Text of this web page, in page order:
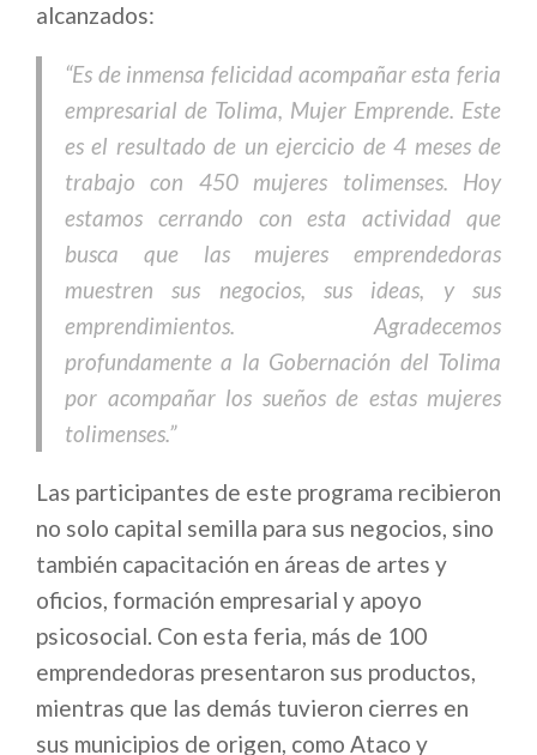
alcanzados:
“Es de inmensa felicidad acompañar esta feria
empresarial de Tolima, Mujer Emprende. Este
es el resultado de un ejercicio de 4 meses de
trabajo con 450 mujeres tolimenses. Hoy
estamos cerrando con esta actividad que
busca que las mujeres emprendedoras
muestren sus negocios, sus ideas, y sus
emprendimientos. Agradecemos
profundamente a la Gobernación del Tolima
por acompañar los sueños de estas mujeres
tolimenses.”
Las participantes de este programa recibieron
no solo capital semilla para sus negocios, sino
también capacitación en áreas de artes y
oficios, formación empresarial y apoyo
psicosocial. Con esta feria, más de 100
emprendedoras presentaron sus productos,
mientras que las demás tuvieron cierres en
sus municipios de origen, como Ataco y